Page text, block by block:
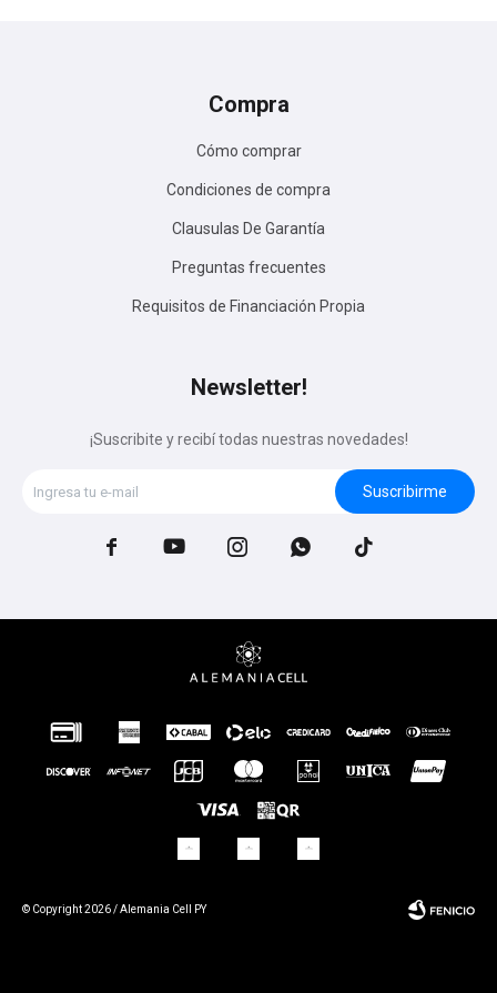
Compra
Cómo comprar
Condiciones de compra
Clausulas De Garantía
Preguntas frecuentes
Requisitos de Financiación Propia
Newsletter!
¡Suscribite y recibí todas nuestras novedades!
Suscribirme
    
© Copyright 2026 / Alemania Cell PY